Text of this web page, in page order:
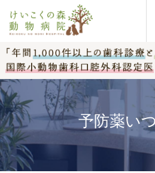
予防薬い